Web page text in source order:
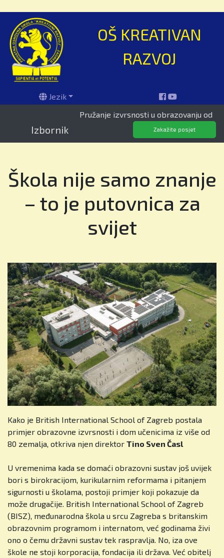
OŠ KREATIVAN
RAZVOJ
Jezik
Izbornik
Pružanje izvrsnosti u obrazovanju od 1995.
Zakažite posjet
Škola nije samo znanje
– to je putovnica za
svijet
Kako je British International School of Zagreb postala
primjer obrazovne izvrsnosti i dom učenicima iz više od
80 zemalja, otkriva njen direktor Tino Sven Časl
U vremenima kada se domaći obrazovni sustav još uvijek
bori s birokracijom, kurikularnim reformama i pitanjem
sigurnosti u školama, postoji primjer koji pokazuje da
može drugačije. British International School of Zagreb
(BISZ), međunarodna škola u srcu Zagreba s britanskim
obrazovnim programom i internatom, već godinama živi
ono o čemu državni sustav tek raspravlja. No, iza ove
škole ne stoji korporacija, fondacija ili država. Već obitelj